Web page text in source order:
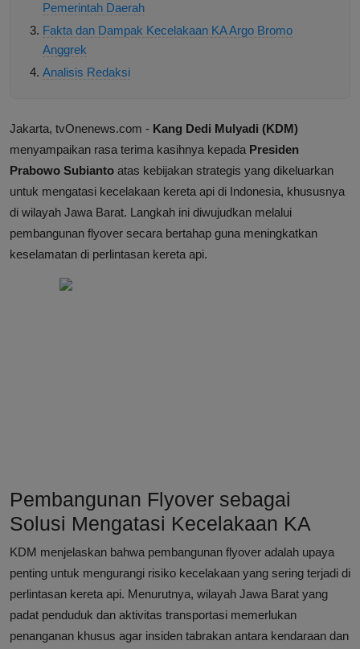
Pemerintah Daerah
Fakta dan Dampak Kecelakaan KA Argo Bromo
Anggrek
Analisis Redaksi
Jakarta, tvOnenews.com - Kang Dedi Mulyadi (KDM)
menyampaikan rasa terima kasihnya kepada Presiden
Prabowo Subianto atas kebijakan strategis yang dikeluarkan
untuk mengatasi kecelakaan kereta api di Indonesia, khususnya
di wilayah Jawa Barat. Langkah ini diwujudkan melalui
pembangunan flyover secara bertahap guna meningkatkan
keselamatan di perlintasan kereta api.
Pembangunan Flyover sebagai
Solusi Mengatasi Kecelakaan KA
KDM menjelaskan bahwa pembangunan flyover adalah upaya
penting untuk mengurangi risiko kecelakaan yang sering terjadi di
perlintasan kereta api. Menurutnya, wilayah Jawa Barat yang
padat penduduk dan aktivitas transportasi memerlukan
penanganan khusus agar insiden tabrakan antara kendaraan dan